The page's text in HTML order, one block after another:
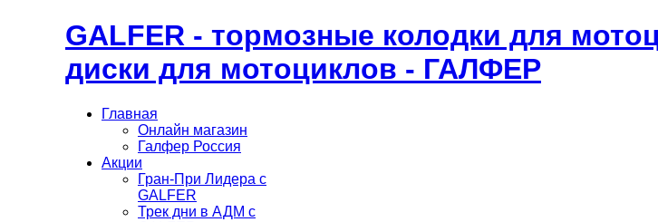
GALFER - тормозные колодки для
диски для мотоциклов - ГАЛФЕР
Главная
Онлайн магазин
Галфер Россия
Акции
Гран-При Лидера c
GALFER
Трек дни в АДМ с